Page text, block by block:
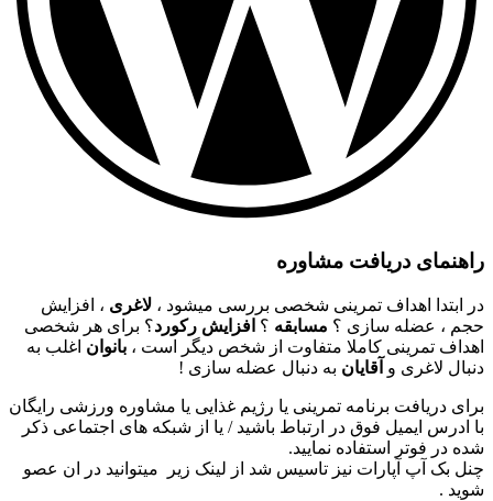
راهنمای دریافت مشاوره
در ابتدا اهداف تمرینی شخصی بررسی میشود ، لاغری ، افزایش
حجم ، عضله سازی ؟ مسابقه ؟ افزایش رکورد؟ برای هر شخصی
اهداف تمرینی کاملا متفاوت از شخص دیگر است ، بانوان اغلب به
دنبال لاغری و آقایان به دنبال عضله سازی !
برای دریافت برنامه تمرینی یا رژیم غذایی یا مشاوره ورزشی رایگان
با ادرس ایمیل فوق در ارتباط باشید / یا از شبکه های اجتماعی ذکر
شده در فوتر استفاده نمایید.
چنل بک آپ آپارات نیز تاسیس شد از لینک زیر میتوانید در ان عصو
شوید .